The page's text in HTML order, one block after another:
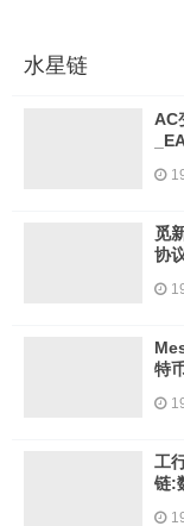
水星链
AC
觅
协
特
工
链: